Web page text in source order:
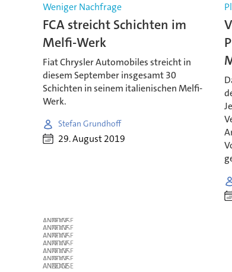
Weniger Nachfrage
FCA streicht Schichten im
Melfi-Werk
Fiat Chrysler Automobiles streicht in
diesem September insgesamt 30
Schichten in seinem italienischen Melfi-
Werk.
Stefan Grundhoff
29. August 2019
ANZEIGE
ANZEIGE
ANZEIGE
ANZEIGE
ANZEIGE
ANZEIGE
ANZEIGE